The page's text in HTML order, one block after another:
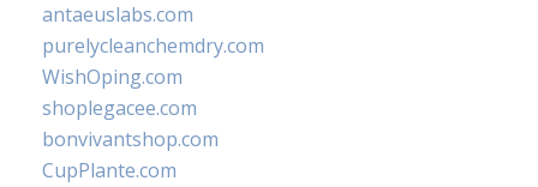
antaeuslabs.com
purelycleanchemdry.com
WishOping.com
shoplegacee.com
bonvivantshop.com
CupPlante.com